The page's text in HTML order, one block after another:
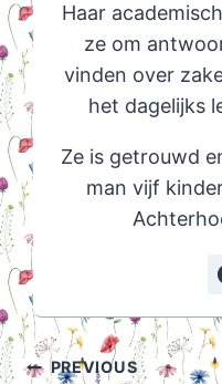
Haar
ze om
vinden over
het dagelijks
Ze is getrouwd
man vijf
PostPREVIOUS